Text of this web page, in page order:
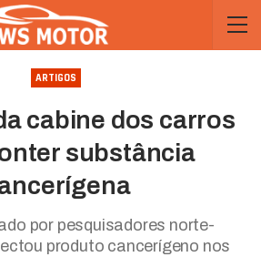
ARTIGOS
cabine dos carros
substância
por pesquisadores norte-
produto cancerígeno nos